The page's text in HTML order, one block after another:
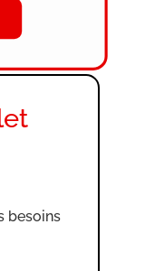
besoins